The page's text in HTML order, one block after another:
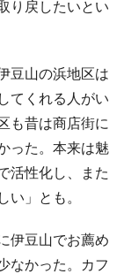
り戻したいとい
豆山の浜地区は
てくれる人がい
も昔は商店街に
った。本来は魅
活性化し、また
」とも。
伊豆山でお薦め
なかった。カフ